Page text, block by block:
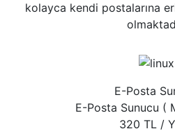
kolayca kendi postalarına
E-Posta
E-Posta Sunucu (
320 TL /